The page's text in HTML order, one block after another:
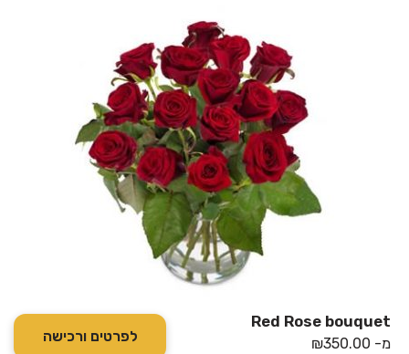
Red Rose bouquet
מ- ₪350.00 לפרטים ורכישה